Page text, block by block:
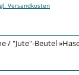
Versandkosten